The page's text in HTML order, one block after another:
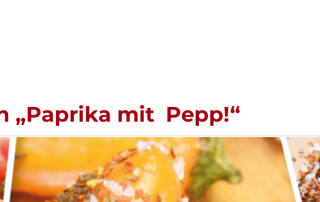
„Paprika mit Pepp!“